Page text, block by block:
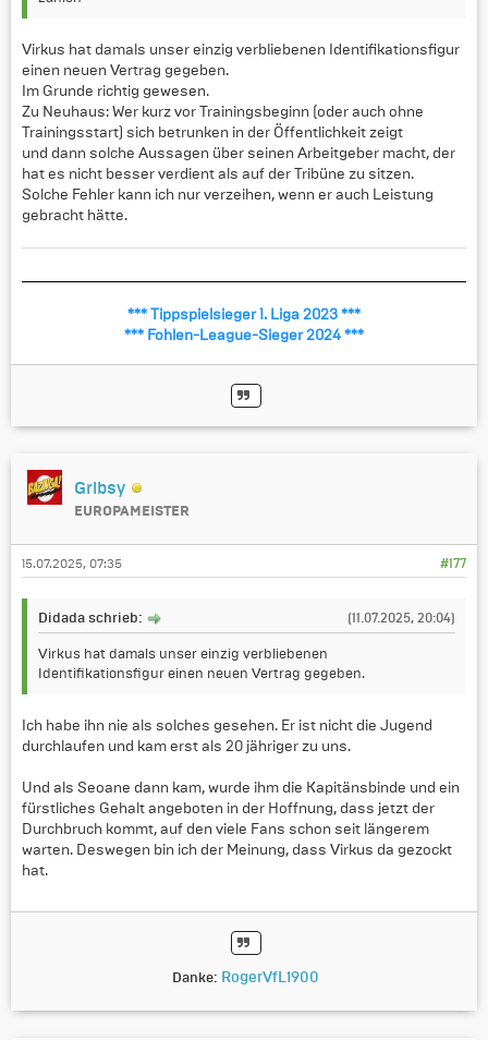
Virkus hat damals unser einzig verbliebenen Identifikationsfigur
einen neuen Vertrag gegeben.
Im Grunde richtig gewesen.
Zu Neuhaus: Wer kurz vor Trainingsbeginn (oder auch ohne
Trainingsstart) sich betrunken in der Öffentlichkeit zeigt
und dann solche Aussagen über seinen Arbeitgeber macht, der
hat es nicht besser verdient als auf der Tribüne zu sitzen.
Solche Fehler kann ich nur verzeihen, wenn er auch Leistung
gebracht hätte.
*** Tippspielsieger 1. Liga 2023 ***
*** Fohlen-League-Sieger 2024 ***
Gribsy
EUROPAMEISTER
#177
15.07.2025, 07:35
(11.07.2025, 20:04)
Didada schrieb:
Virkus hat damals unser einzig verbliebenen
Identifikationsfigur einen neuen Vertrag gegeben.
Ich habe ihn nie als solches gesehen. Er ist nicht die Jugend
durchlaufen und kam erst als 20 jähriger zu uns.
Und als Seoane dann kam, wurde ihm die Kapitänsbinde und ein
fürstliches Gehalt angeboten in der Hoffnung, dass jetzt der
Durchbruch kommt, auf den viele Fans schon seit längerem
warten. Deswegen bin ich der Meinung, dass Virkus da gezockt
hat.
Danke: RogerVfL1900